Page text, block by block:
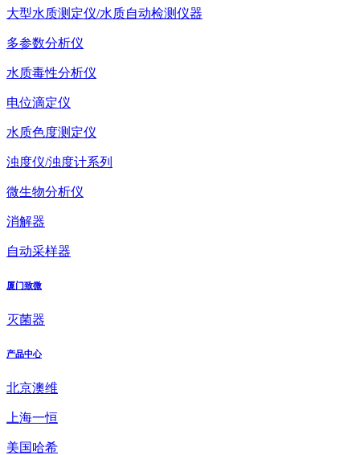
大型水质测定仪/水质自动检测仪器
多参数分析仪
水质毒性分析仪
电位滴定仪
水质色度测定仪
浊度仪/浊度计系列
微生物分析仪
消解器
自动采样器
厦门致微
灭菌器
产品中心
北京澳维
上海一恒
美国哈希